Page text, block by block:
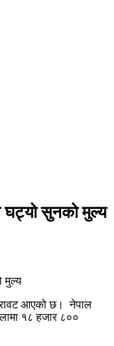
घट्यो सुनको मुल्य
आएको छ। नेपाल
१८ हजार ८००